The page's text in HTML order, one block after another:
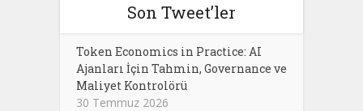
Son Tweet’ler
Token Economics in Practice: AI
Ajanları İçin Tahmin, Governance ve
Maliyet Kontrolörü
30 Temmuz 2026